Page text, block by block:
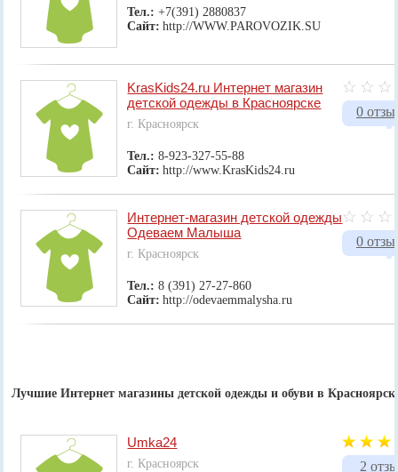
Тел.:+7(391) 2880837
Сайт: http://WWW.PAROVOZIK.SU
0
KrasKids24.ru Интернет магазин
детской одежды в Красноярске
г. Красноярск
Тел.:8-923-327-55-88
Сайт: http://www.KrasKids24.ru
0
Интернет-магазин детской одежды
Одеваем Малыша
г. Красноярск
Тел.:8 (391) 27-27-860
Сайт: http://odevaemmalysha.ru
Лучшие Интернет магазины детской одежды и обуви в
2
Umka24
г. Красноярск